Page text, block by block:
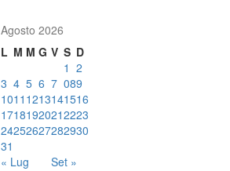
Agosto 2026
L M M G V S D
« Lug Set »
1 2
3 4 5 6 7 089
1011 1213141516
17181920212223
24252627282930
31